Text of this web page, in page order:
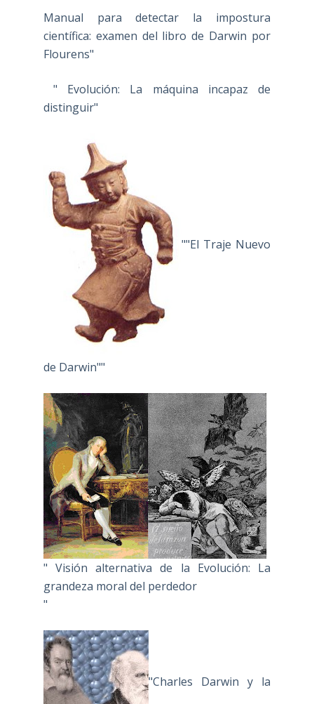
Manual para detectar la impostura
científica: examen del libro de Darwin por
Flourens"
" Evolución: La máquina incapaz de
distinguir"
""El Traje Nuevo
de Darwin""
" Visión alternativa de la Evolución: La
grandeza moral del perdedor
"
"Charles Darwin y la